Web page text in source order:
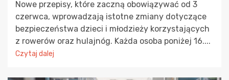
Nowe przepisy, które zaczną obowiązywać od 3
czerwca, wprowadzają istotne zmiany dotyczące
bezpieczeństwa dzieci i młodzieży korzystających
z rowerów oraz hulajnóg. Każda osoba poniżej 16....
Czytaj dalej